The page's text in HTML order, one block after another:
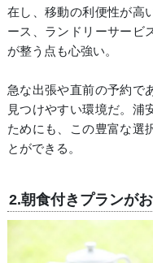
在し、移動の利便性が高
ース、ランドリーサービ
が整う点も心強い。
急な出張や直前の予約で
見つけやすい環境だ。浦
ためにも、この豊富な選
とができる。
2.朝食付きプランが